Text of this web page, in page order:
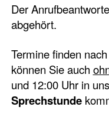
Der
abgehört.
Termine finden
können Sie auch
und 12:00 Uhr in
Sprechstunde